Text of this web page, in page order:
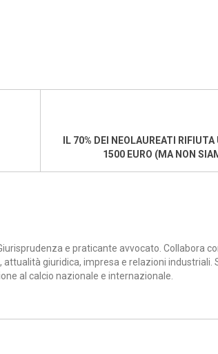
IL 70% DEI NEOLAUREATI
1500 EURO (MA NON
e praticante avvocato. Collabora
attualità giuridica, impresa e relazioni industriali.
al calcio nazionale e internazionale.